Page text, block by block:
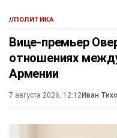
//ПОЛИТИКА
Вице-премьер
отношениях
Армении
7 августа 2026, 12:12Иван